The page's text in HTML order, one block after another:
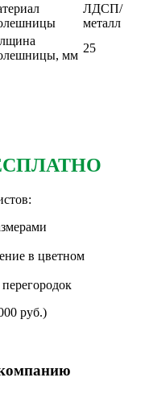
ЛДСП/
металл
мм
25
в цветном
руб.)